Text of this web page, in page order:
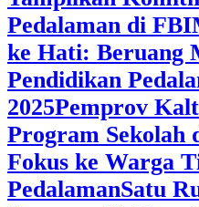
Pedalaman di
ke Hati: Beruang
Pendidikan
2025‎Pemprov
Program Sekolah
Fokus ke Warga
Pedalaman‎Satu